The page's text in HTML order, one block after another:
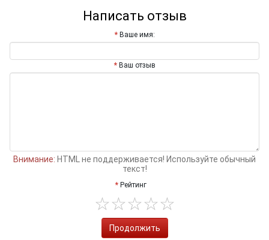
Написать отзыв
Ваше имя:
Ваш отзыв
Внимание: HTML не поддерживается! Используйте обычный
текст!
Рейтинг
Продолжить